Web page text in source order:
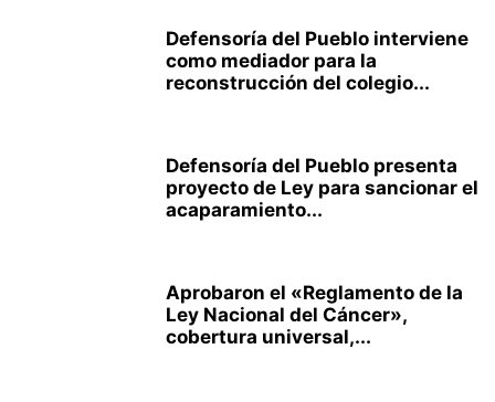
Defensoría del Pueblo interviene
como mediador para la
reconstrucción del colegio...
Defensoría del Pueblo presenta
proyecto de Ley para sancionar el
acaparamiento...
Aprobaron el «Reglamento de la
Ley Nacional del Cáncer»,
cobertura universal,...